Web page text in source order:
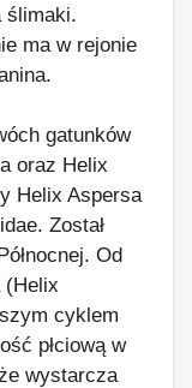
ślimaki.
ma w rejonie
gatunków
oraz Helix
Helix Aspersa
Został
Od
(Helix
cyklem
płciową w
wystarcza